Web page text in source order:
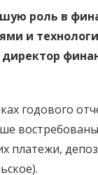
роль в
и
годового
платежи,